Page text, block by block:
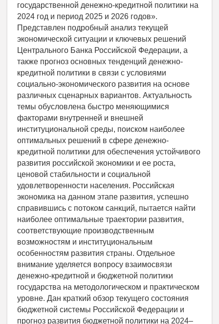
государственной денежно-кредитной политики на
2024 год и период 2025 и 2026 годов».
Представлен подробный анализ текущей
экономической ситуации и ключевых решений
Центрального Банка Российской Федерации, а
также прогноз основных тенденций денежно-
кредитной политики в связи с условиями
социально-экономического развития на основе
различных сценарных вариантов. Актуальность
темы обусловлена быстро меняющимися
факторами внутренней и внешней
институциональной среды, поиском наиболее
оптимальных решений в сфере денежно-
кредитной политики для обеспечения устойчивого
развития российской экономики и ее роста,
ценовой стабильности и социальной
удовлетворенности населения. Российская
экономика на данном этапе развития, успешно
справившись с потоком санкций, пытается найти
наиболее оптимальные траектории развития,
соответствующие производственным
возможностям и институциональным
особенностям развития страны. Отдельное
внимание уделяется вопросу взаимосвязи
денежно-кредитной и бюджетной политики
государства на методологическом и практическом
уровне. Дан краткий обзор текущего состояния
бюджетной системы Российской Федерации и
прогноз развития бюджетной политики на 2024–